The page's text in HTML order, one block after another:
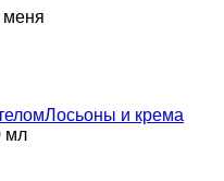
меня
Лосьоны и крема
мл